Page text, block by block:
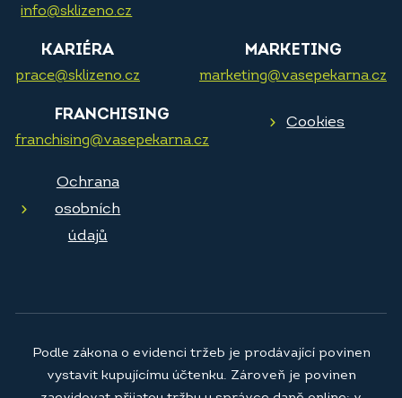
info@sklizeno.cz
KARIÉRA
prace@sklizeno.cz
MARKETING
marketing@vasepekarna.cz
FRANCHISING
franchising@vasepekarna.cz
Cookies
Ochrana
osobních
údajů
Podle zákona o evidenci tržeb je prodávající povinen
vystavit kupujícímu účtenku. Zároveň je povinen